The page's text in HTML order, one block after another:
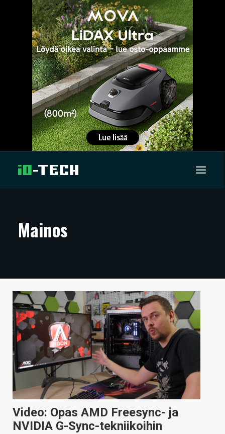
ARTIKKELIT
TECHBBS
TIETOA
HINTA.FI
KAUPPA
VAIHDA TEEMA
HAKU
Mainos
Video: Opas AMD Freesync- ja
NVIDIA G-Sync-tekniikoihin